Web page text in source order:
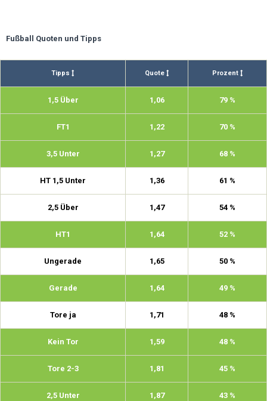
Fußball Quoten und Tipps
Tipps Quote Prozent
1,5 Über 1,06 79 %
FT1 1,22 70 %
3,5 Unter 1,27 68 %
HT 1,5 Unter 1,36 61 %
2,5 Über 1,47 54 %
HT1 1,64 52 %
Ungerade 1,65 50 %
Gerade 1,64 49 %
Tore ja 1,71 48 %
Kein Tor 1,59 48 %
Tore 2-3 1,81 45 %
2,5 Unter 1,87 43 %